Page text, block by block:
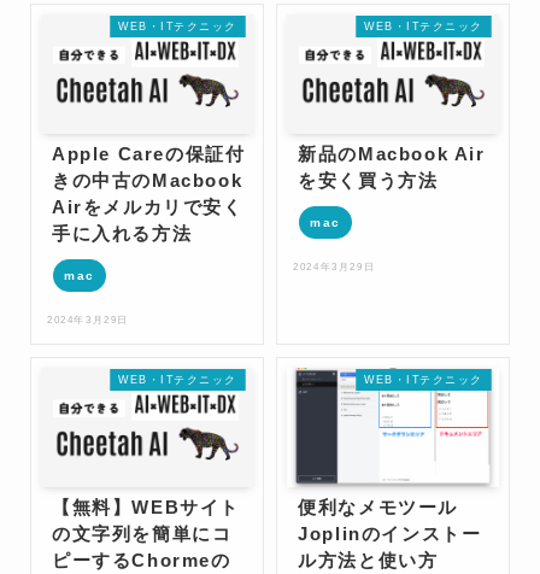
WEB・ITテクニック
Apple Careの保証付
きの中古のMacbook
Airをメルカリで安く
手に入れる方法
mac
2024年3月29日
WEB・ITテクニック
新品のMacbook Air
を安く買う方法
mac
2024年3月29日
WEB・ITテクニック
【無料】WEBサイト
の文字列を簡単にコ
ピーするChormeの
WEB・ITテクニック
便利なメモツール
Joplinのインストー
ル方法と使い方